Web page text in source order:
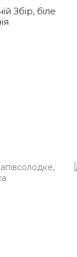
Збір, біле